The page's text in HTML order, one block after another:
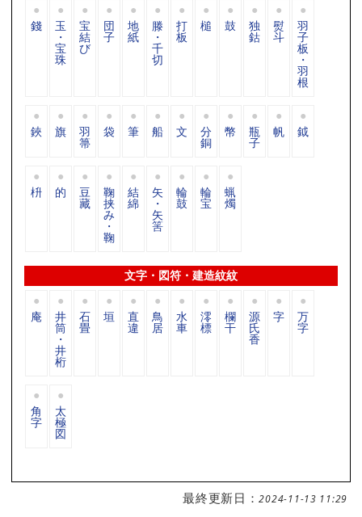
錢 玉
・
宝
珠
宝
結
び
団
子
地
紙
滕
・
千
切
打
板
槌 鼓 独
鈷
熨
斗
羽
子
板
・
羽
根
鋏 旗 羽
箒
袋 筆 船 文 分
銅
幣 瓶
子
帆 鉞
枡 的 豆
藏
鞠
挟
み
・
鞠
結
綿
矢
・
矢
筈
輪
鼓
輪
宝
蝋
燭
文字・図符・建造紋紋
庵 井
筒
・
井
桁
石
畳
垣 直
違
鳥
居
水
車
澪
標
欄
干
源
氏
香
字 万
字
角
字
太
極
図
最終更新日：2024-11-13 11:29